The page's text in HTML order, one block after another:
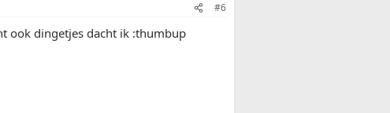
#6
ook dingetjes dacht ik :thumbup